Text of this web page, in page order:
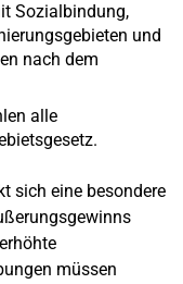
Sozialbindung,
und
nach dem
alle
sich eine besondere
müssen